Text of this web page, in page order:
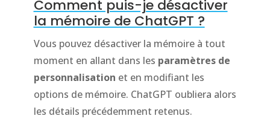
Comment puis-je désactiver
la mémoire de ChatGPT ?
Vous pouvez désactiver la mémoire à tout
moment en allant dans les paramètres de
personnalisation et en modifiant les
options de mémoire. ChatGPT oubliera alors
les détails précédemment retenus.